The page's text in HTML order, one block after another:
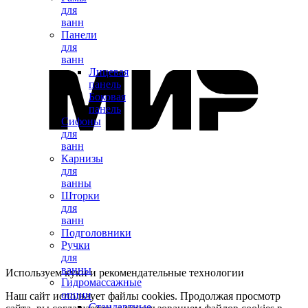
для
ванн
Панели
для
ванн
Лицевая
панель
Боковая
панель
Сифоны
для
ванн
Карнизы
для
ванны
Шторки
для
ванн
Подголовники
Ручки
для
ванны
Гидромассажные
опции
Используем куки и рекомендательные технологии
Наш сайт использует файлы cookies. Продолжая просмотр